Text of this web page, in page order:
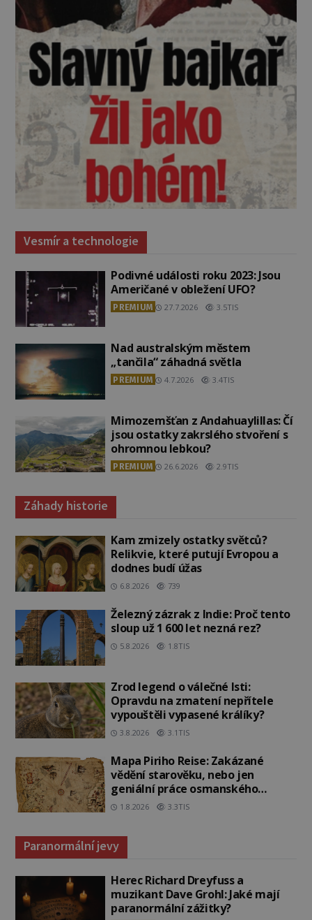
Vesmír a technologie
Podivné události roku 2023: Jsou
Američané v obležení UFO?
PREMIUM 27.7.2026 3.5TIS
Nad australským městem
„tančila“ záhadná světla
PREMIUM 4.7.2026 3.4TIS
Mimozemšťan z Andahuaylillas: Čí
jsou ostatky zakrslého stvoření s
ohromnou lebkou?
PREMIUM 26.6.2026 2.9TIS
Záhady historie
Kam zmizely ostatky světců?
Relikvie, které putují Evropou a
dodnes budí úžas
6.8.2026 739
Železný zázrak z Indie: Proč tento
sloup už 1 600 let nezná rez?
5.8.2026 1.8TIS
Zrod legend o válečné lsti:
Opravdu na zmatení nepřítele
vypouštěli vypasené králíky?
3.8.2026 3.1TIS
Mapa Piriho Reise: Zakázané
vědění starověku, nebo jen
geniální práce osmanského
admirála?
1.8.2026 3.3TIS
Paranormální jevy
Herec Richard Dreyfuss a
muzikant Dave Grohl: Jaké mají
paranormální zážitky?